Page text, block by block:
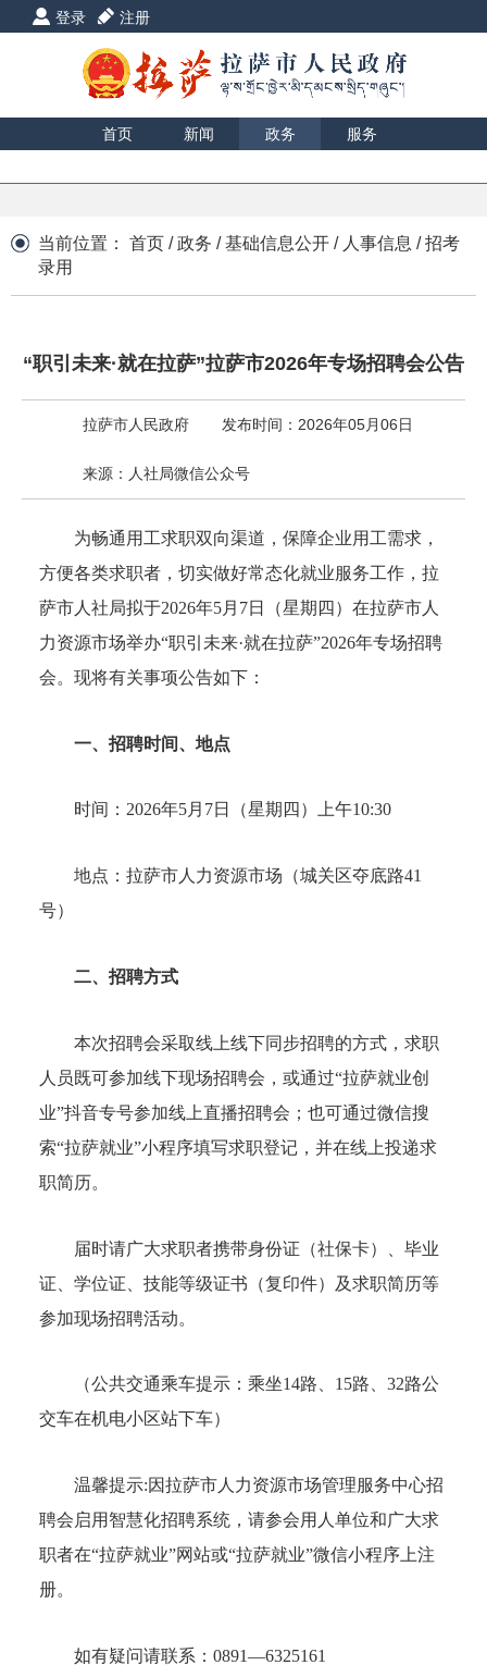
登录 注册
首页 新闻 政务
服务
当前位置： 首页 /政务 /基础信息公开 / 人事信息 /招考
录用
“职引未来·就在拉萨”拉萨市2026年专场招聘会公告
拉萨市人民政府 发布时间：2026年05月06日
来源：人社局微信公众号
为畅通用工求职双向渠道，保障企业用工需求，
方便各类求职者，切实做好常态化就业服务工作，拉
萨市人社局拟于2026年5月7日（星期四）在拉萨市人
力资源市场举办“职引未来·就在拉萨”2026年专场招聘
会。现将有关事项公告如下：
一、招聘时间、地点
时间：2026年5月7日（星期四）上午10:30
地点：拉萨市人力资源市场（城关区夺底路41
号）
二、招聘方式
本次招聘会采取线上线下同步招聘的方式，求职
人员既可参加线下现场招聘会，或通过“拉萨就业创
业”抖音专号参加线上直播招聘会；也可通过微信搜
索“拉萨就业”小程序填写求职登记，并在线上投递求
职简历。
届时请广大求职者携带身份证（社保卡）、毕业
证、学位证、技能等级证书（复印件）及求职简历等
参加现场招聘活动。
（公共交通乘车提示：乘坐14路、15路、32路公
交车在机电小区站下车）
温馨提示:因拉萨市人力资源市场管理服务中心招
聘会启用智慧化招聘系统，请参会用人单位和广大求
职者在“拉萨就业”网站或“拉萨就业”微信小程序上注
册。
如有疑问请联系：0891—6325161